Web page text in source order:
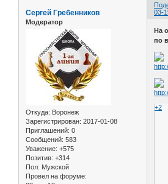
03-
Сергей Гребенников
Модератор
Откуда: Воронеж
Зарегистрирован: 2017-01-08
Приглашений: 0
Сообщений: 583
Уважение: +575
Позитив: +314
Пол: Мужской
Провел на форуме:
На
по
+2